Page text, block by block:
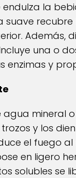
la
suave
Además,
una o
enzimas y
agua mineral
y los
el fuego
en ligero
solubles se